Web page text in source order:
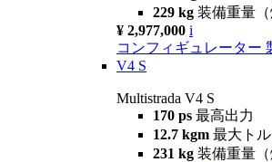
229 kg 装備重量（
¥ 2,977,000 i
コンフィギュレーター
V4 S
Multistrada V4 S
170 ps 最高出力
12.7 kgm 最大ト
231 kg 装備重量（